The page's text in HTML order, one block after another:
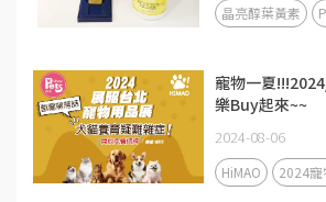
晶亮醇葉黃素
寵物一夏
樂Buy起來~~
2024-08-06
HiMAO 2024寵